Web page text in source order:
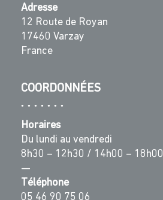
Adresse
12 Route de Royan
17460 Varzay
France
COORDONNÉES
Horaires
Du lundi au vendredi
8h30 – 12h30 / 14h00 – 18h00
—
Téléphone
05 46 90 75 06